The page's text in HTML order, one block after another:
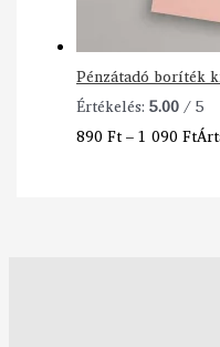
Pénzátadó boríték
Értékelés:5.00/ 5
890Ft–1 090Ft